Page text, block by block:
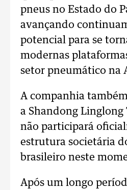
pneus no Estado do
avançando
potencial para se
modernas
setor pneumático na
A companhia
a Shandong Linglong
não participará
estrutura societária
brasileiro neste
Após um longo